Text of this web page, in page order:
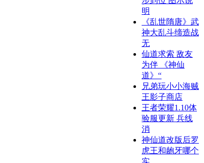
明
《乱世隋唐》武
神大乱斗缔造战
无
仙道求索 敌友
为伴 《神仙
道》“
兄弟玩小小海贼
王影子商店
王者荣耀1.10体
验服更新 兵线
消
神仙道改版后罗
虎王和龅牙哪个
实